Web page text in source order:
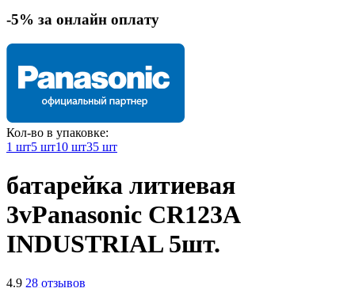
-5% за онлайн оплату
Кол-во в упаковке:
1 шт5 шт10 шт35 шт
батарейка литиевая
3vPanasonic CR123A
INDUSTRIAL 5шт.
4.9 28 отзывов